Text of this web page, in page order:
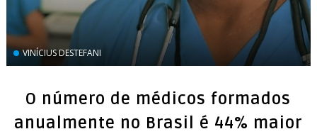
VINÍCIUS DESTEFANI
O número de médicos formados
anualmente no Brasil é 44% maior